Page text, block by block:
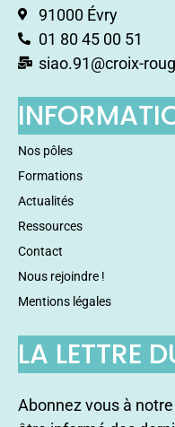
91000 Évry
01 80 45 00 51
siao.91@croix-
Nos pôles
Formations
Actualités
Ressources
Contact
Nous rejoindre !
Mentions légales
LA LETTRE
Abonnez vous à notre